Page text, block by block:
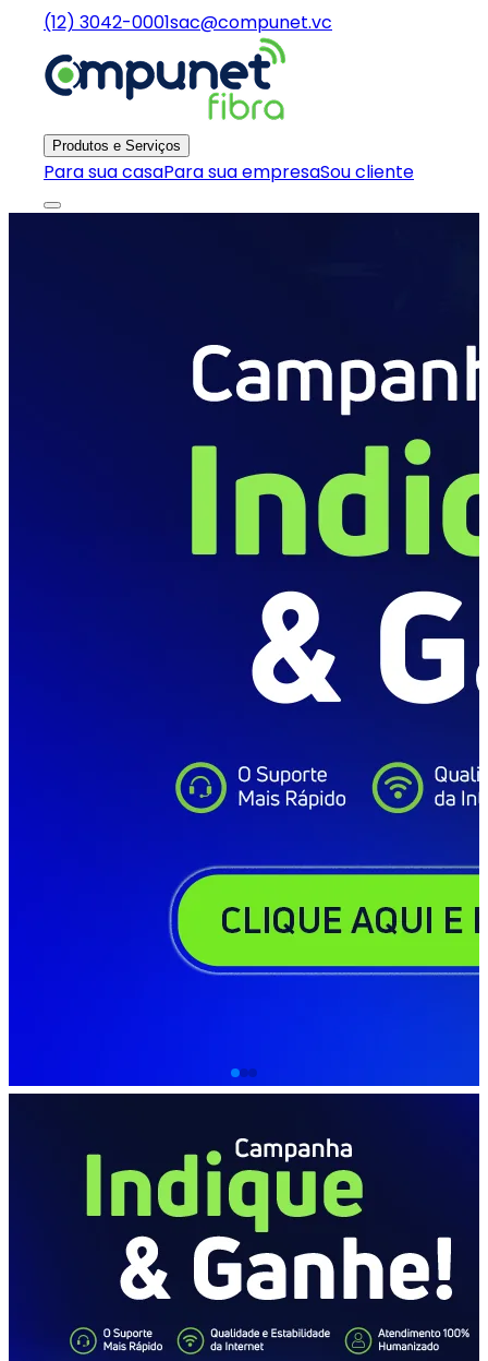
(12) 3042-0001sac@compunet.vc
Produtos e Serviços
Para sua casaPara sua empresaSou cliente